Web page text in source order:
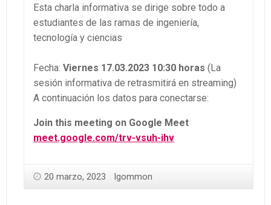
Esta charla informativa se dirige sobre todo a
estudiantes de las ramas de ingeniería,
tecnología y ciencias
Fecha: Viernes 17.03.2023 10:30 horas (La
sesión informativa de retrasmitirá en streaming)
A continuación los datos para conectarse:
Join this meeting on Google Meet
meet.google.com/trv-vsuh-ihv
20 marzo, 2023 lgommon